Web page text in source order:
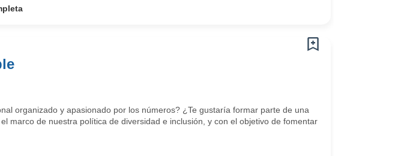
organizado y apasionado por los números? ¿Te gustaría formar parte de una
marco de nuestra política de diversidad e inclusión, y con el objetivo de fomentar